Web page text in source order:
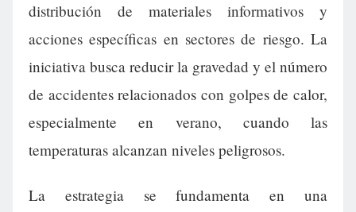
distribución de materiales informativos y
acciones específicas en sectores de riesgo. La
iniciativa busca reducir la gravedad y el número
de accidentes relacionados con golpes de calor,
especialmente en verano, cuando las
temperaturas alcanzan niveles peligrosos.
La estrategia se fundamenta en una